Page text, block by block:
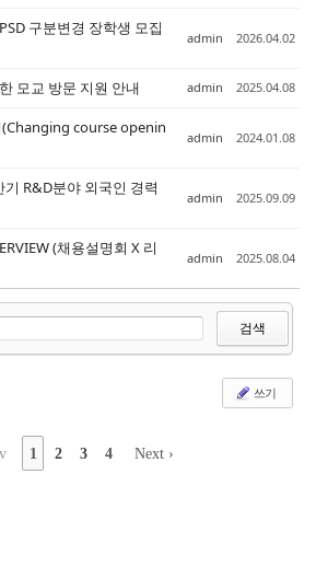
구분변경 장학생 모집
admin 2026.04.02
모교 방문 지원 안내 admin 2025.04.08
course openin
admin 2024.01.08
R&D분야 외국인 경력
admin 2025.09.09
(채용설명회 X 리
admin 2025.08.04
검색
쓰기
1 2 3 4 Next ›